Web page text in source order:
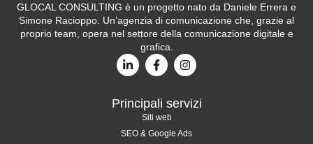
GLOCAL CONSULTING è un progetto nato da Daniele Errera e
Simone Racioppo. Un’agenzia di comunicazione che, grazie al
proprio team, opera nel settore della comunicazione digitale e
grafica.
Principali servizi
Siti web
SEO & Google Ads